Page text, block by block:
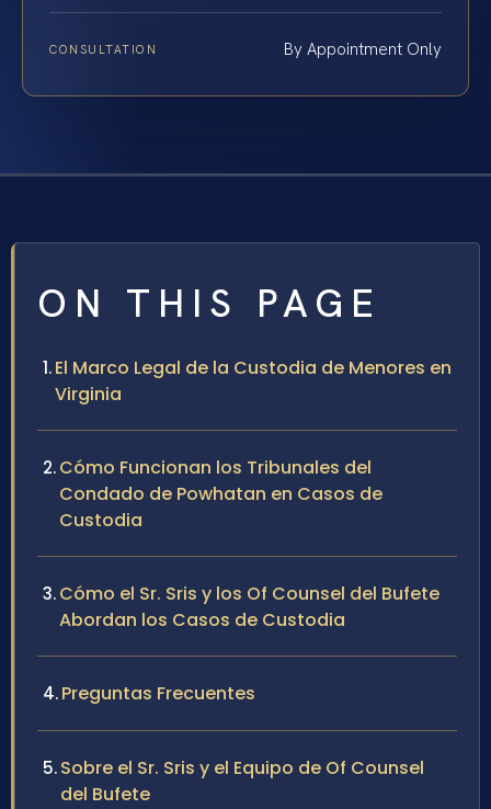
CONSULTATION By Appointment Only
ON THIS PAGE
El Marco Legal de la Custodia de Menores en
Virginia
Cómo Funcionan los Tribunales del
Condado de Powhatan en Casos de
Custodia
Cómo el Sr. Sris y los Of Counsel del Bufete
Abordan los Casos de Custodia
Preguntas Frecuentes
Sobre el Sr. Sris y el Equipo de Of Counsel
del Bufete